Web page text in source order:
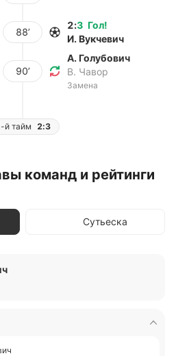
88’
Гол!
2:3
И. Вукчевич
90’
А. Голубович
В. Чавор
Замена
й тайм 2:3
команд и рейтинги
Сутьеска